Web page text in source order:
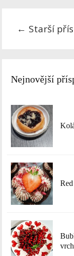
← Starší
Nejnovější